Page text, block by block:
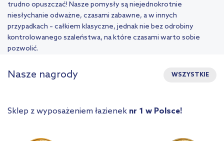
trudno opuszczać! Nasze pomysły są niejednokrotnie
niesłychanie odważne, czasami zabawne, a w innych
przypadkach – całkiem klasyczne, jednak nie bez odrobiny
kontrolowanego szaleństwa, na które czasami warto sobie
pozwolić.
Nasze nagrody WSZYSTKIE
Sklep z wyposażeniem łazienek nr 1 w Polsce!